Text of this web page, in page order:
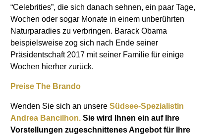
“Celebrities”, die sich danach sehnen, ein paar Tage,
Wochen oder sogar Monate in einem unberührten
Naturparadies zu verbringen. Barack Obama
beispielsweise zog sich nach Ende seiner
Präsidentschaft 2017 mit seiner Familie für einige
Wochen hierher zurück.
Preise The Brando
Wenden Sie sich an unsere Südsee-Spezialistin
Andrea Bancilhon. Sie wird Ihnen ein auf Ihre
Vorstellungen zugeschnittenes Angebot für Ihre